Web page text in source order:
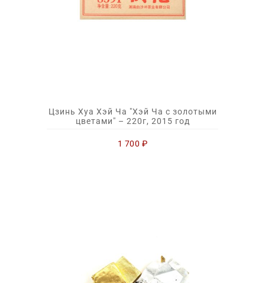
Цзинь Хуа Хэй Ча "Хэй Ча с золотыми
цветами" – 220г, 2015 год
1 700 ₽